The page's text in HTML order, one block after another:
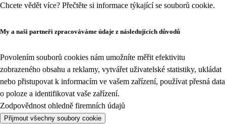
Chcete vědět více? Přečtěte si informace týkající se souborů cookie.
My a naši partneři zpracováváme údaje z následujících důvodů
Povolením souborů cookies nám umožníte měřit efektivitu
zobrazeného obsahu a reklamy, vytvářet uživatelské statistiky, ukládat
nebo přistupovat k informacím ve vašem zařízení, používat přesná data
o poloze a identifikovat vaše zařízení.
Zodpovědnost ohledně firemních údajů
Přijmout všechny soubory cookie